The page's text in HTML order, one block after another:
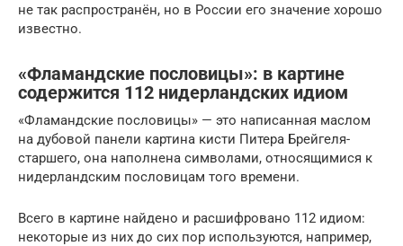
не так распространён, но в России его значение хорошо
известно.
«Фламандские пословицы»: в картине
содержится 112 нидерландских идиом
«Фламандские пословицы» — это написанная маслом
на дубовой панели картина кисти Питера Брейгеля-
старшего, она наполнена символами, относящимися к
нидерландским пословицам того времени.
Всего в картине найдено и расшифровано 112 идиом:
некоторые из них до сих пор используются, например,